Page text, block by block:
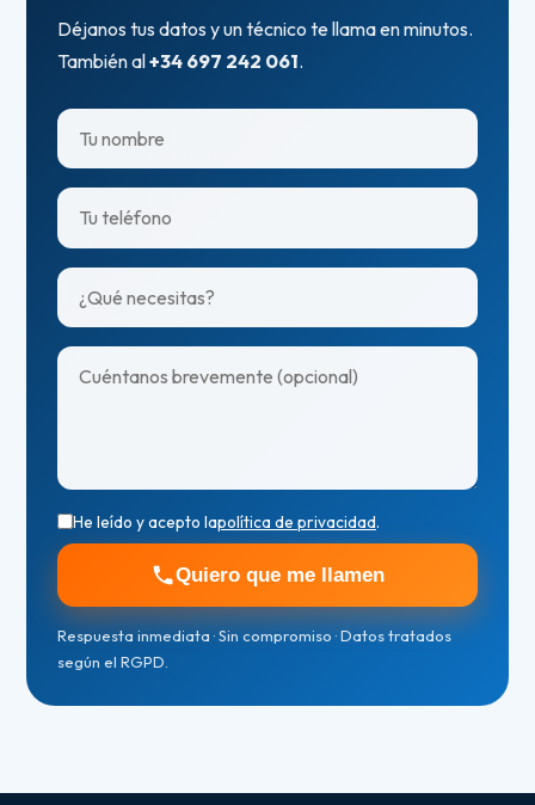
Déjanos tus datos y un técnico te llama en minutos.
También al+34 697 242 061.
He leído y acepto lapolítica de privacidad.
Quiero que me llamen
Respuesta inmediata · Sin compromiso · Datos tratados
según el RGPD.